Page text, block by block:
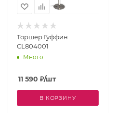
Торшер Гуффин
CL804001
Много
11 590 ₽/шт
В КОРЗИНУ